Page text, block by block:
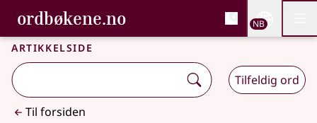
Gå til hovedinnhold
Tilgjengelighet
ordbøkene.no, Bokmålsordboka og
Bokmålsordboka og Nynorskordboka
NB
Artikkelside
Tilfeldig ord
Til forsiden